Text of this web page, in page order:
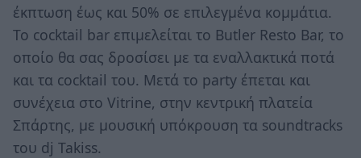
έκπτωση έως και 50% σε επιλεγμένα κομμάτια.
Το cocktail bar επιμελείται το Butler Resto Bar, το
οποίο θα σας δροσίσει με τα εναλλακτικά ποτά
και τα cocktail του. Μετά το party έπεται και
συνέχεια στο Vitrine, στην κεντρική πλατεία
Σπάρτης, με μουσική υπόκρουση τα soundtracks
του dj Takiss.